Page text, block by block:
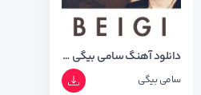
دانلود آهنگ سامی بیگی ای جونم
سامی بیگی